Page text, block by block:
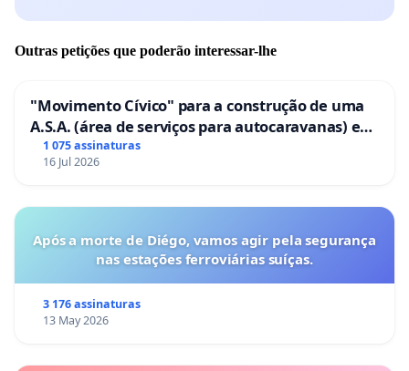
Outras petições que poderão interessar-lhe
"Movimento Cívico" para a construção de uma
A.S.A. (área de serviços para autocaravanas) em
Coimbra
1 075 assinaturas
16 Jul 2026
Após a morte de Diégo, vamos agir pela segurança
nas estações ferroviárias suíças.
3 176 assinaturas
13 May 2026